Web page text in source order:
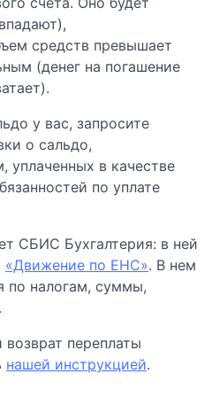
средств превышает
(денег на погашение
у вас, запросите
о сальдо,
уплаченных в качестве
по уплате
СБИС Бухгалтерия: в ней
«Движение по ЕНС». В нем
по налогам, суммы,
переплаты
нашей инструкцией.